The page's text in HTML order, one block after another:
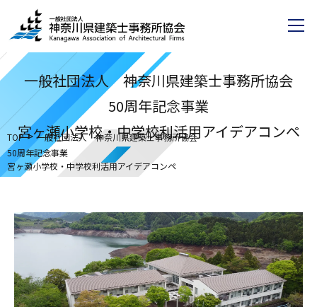
一般社団法人 神奈川県建築士事務所協会
50周年記念事業
宮ヶ瀬小学校・中学校利活用アイデアコンペ
TOP>一般社団法人 神奈川県建築士事務所協会
50周年記念事業
宮ヶ瀬小学校・中学校利活用アイデアコンペ